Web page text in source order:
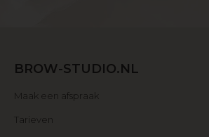
BROW-STUDIO.NL
Maak een afspraak
Tarieven